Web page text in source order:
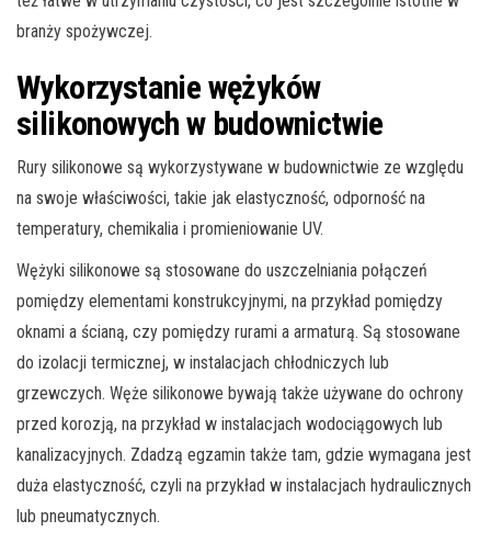
branży spożywczej.
Wykorzystanie wężyków
silikonowych w budownictwie
Rury silikonowe są wykorzystywane w budownictwie ze względu
na swoje właściwości, takie jak elastyczność, odporność na
temperatury, chemikalia i promieniowanie UV.
Wężyki silikonowe są stosowane do uszczelniania połączeń
pomiędzy elementami konstrukcyjnymi, na przykład pomiędzy
oknami a ścianą, czy pomiędzy rurami a armaturą. Są stosowane
do izolacji termicznej, w instalacjach chłodniczych lub
grzewczych. Węże silikonowe bywają także używane do ochrony
przed korozją, na przykład w instalacjach wodociągowych lub
kanalizacyjnych. Zdadzą egzamin także tam, gdzie wymagana jest
duża elastyczność, czyli na przykład w instalacjach hydraulicznych
lub pneumatycznych.